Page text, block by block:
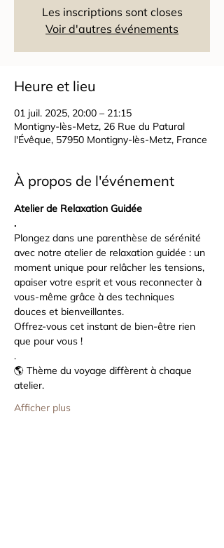
Les inscriptions sont closes
Voir d'autres événements
Heure et lieu
01 juil. 2025, 20:00 – 21:15
Montigny-lès-Metz, 26 Rue du Patural
l'Évêque, 57950 Montigny-lès-Metz, France
À propos de l'événement
Atelier de Relaxation Guidée
.
Plongez dans une parenthèse de sérénité
avec notre atelier de relaxation guidée : un
moment unique pour relâcher les tensions,
apaiser votre esprit et vous reconnecter à
vous-même grâce à des techniques
douces et bienveillantes.
Offrez-vous cet instant de bien-être rien
que pour vous !
.
🌎 Thème du voyage diffèrent à chaque
atelier.
Afficher plus